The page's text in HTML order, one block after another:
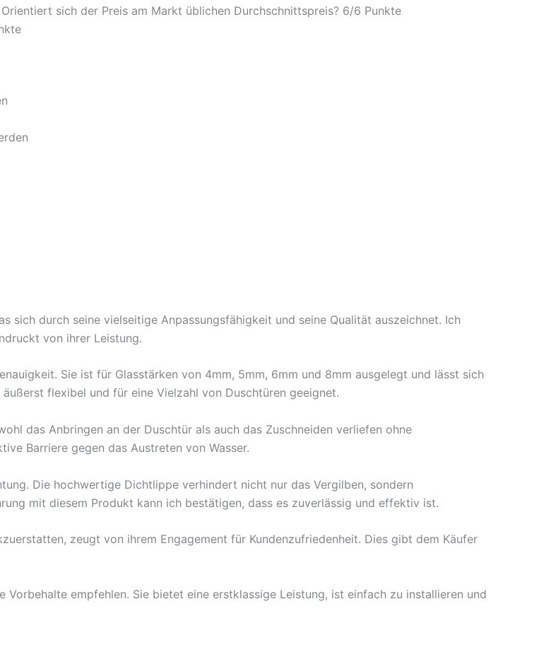
sich der Preis am Markt üblichen Durchschnittspreis? 6/6 Punkte
sich durch seine vielseitige Anpassungsfähigkeit und seine Qualität auszeichnet. Ich
von ihrer Leistung.
Sie ist für Glasstärken von 4mm, 5mm, 6mm und 8mm ausgelegt und lässt sich
flexibel und für eine Vielzahl von Duschtüren geeignet.
das Anbringen an der Duschtür als auch das Zuschneiden verliefen ohne
Barriere gegen das Austreten von Wasser.
Die hochwertige Dichtlippe verhindert nicht nur das Vergilben, sondern
mit diesem Produkt kann ich bestätigen, dass es zuverlässig und effektiv ist.
zeugt von ihrem Engagement für Kundenzufriedenheit. Dies gibt dem Käufer
empfehlen. Sie bietet eine erstklassige Leistung, ist einfach zu installieren und